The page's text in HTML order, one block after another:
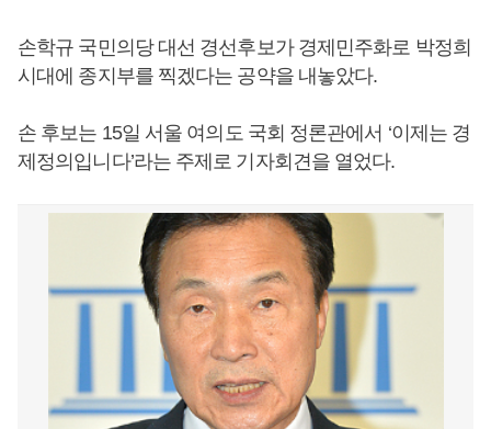
손학규 국민의당 대선 경선후보가 경제민주화로 박정희
시대에 종지부를 찍겠다는 공약을 내놓았다.
손 후보는 15일 서울 여의도 국회 정론관에서 ‘이제는 경
제정의입니다’라는 주제로 기자회견을 열었다.